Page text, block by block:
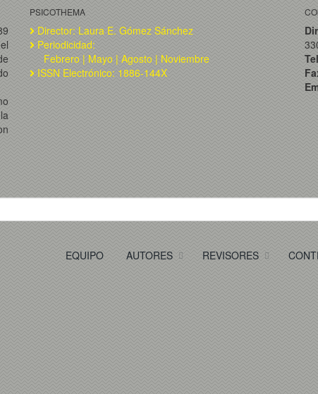
PSICOTHEMA
Director: Laura E. Gómez Sánchez
Periodicidad:
Febrero | Mayo | Agosto | Noviembre
ISSN Electrónico: 1886-144X
EQUIPO AUTORES REVISORES